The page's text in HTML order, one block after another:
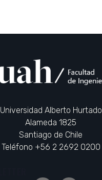
Universidad Alberto Hurtado
Alameda 1825
Santiago de Chile
Teléfono +56 2 2692 0200